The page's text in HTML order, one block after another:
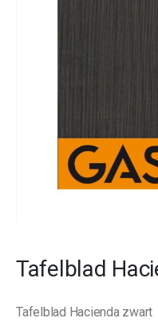
the
the
Tafelblad
Tafelblad Hacienda zwart